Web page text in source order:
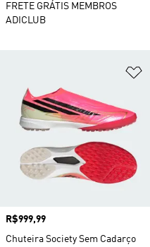
FRETE GRÁTIS MEMBROS
ADICLUB
Preço
R$999,99
Chuteira Society Sem Cadarço